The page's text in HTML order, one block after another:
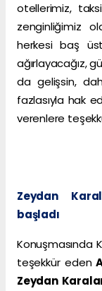
otellerimiz,
zenginliğimiz
herkesi baş
ağırlayacağız,
da gelişsin,
fazlasıyla hak
verenlere
Zeydan
başladı
Konuşmasında
teşekkür eden
Zeydan